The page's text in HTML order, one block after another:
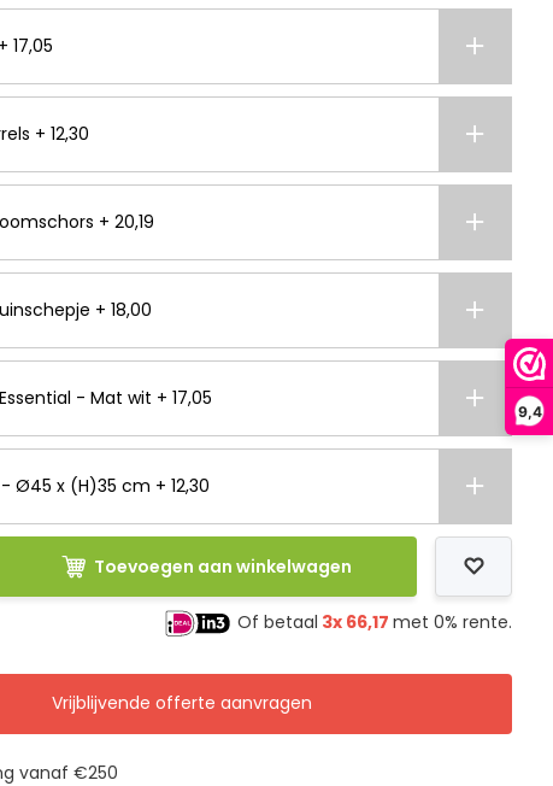
9,4
17,05
+ 12,30
+ 20,19
+ 18,00
- Mat wit + 17,05
Ø45 x (H)35 cm + 12,30
Toevoegen aan winkelwagen
Of betaal 3x 66,17 met 0% rente.
Vrijblijvende offerte aanvragen
vanaf €250